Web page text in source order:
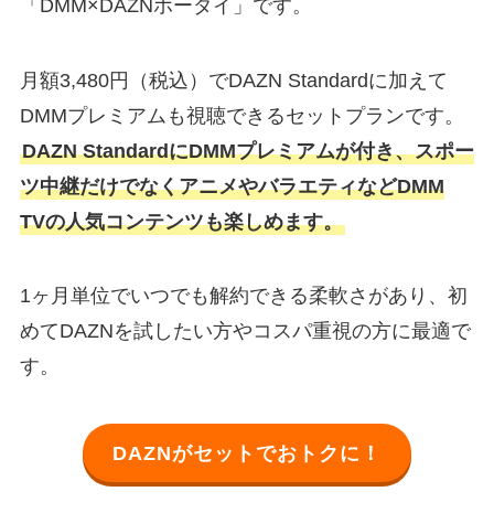
「DMM×DAZNホーダイ」です。
月額3,480円（税込）でDAZN Standardに加えて
DMMプレミアムも視聴できるセットプランです。
DAZN StandardにDMMプレミアムが付き、スポー
ツ中継だけでなくアニメやバラエティなどDMM
TVの人気コンテンツも楽しめます。
1ヶ月単位でいつでも解約できる柔軟さがあり、初
めてDAZNを試したい方やコスパ重視の方に最適で
す。
DAZNがセットでおトクに！